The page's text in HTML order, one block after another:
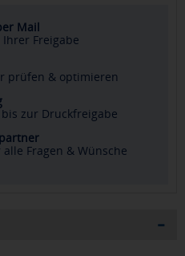
Mail
Freigabe
prüfen & optimieren
zur Druckfreigabe
Fragen & Wünsche